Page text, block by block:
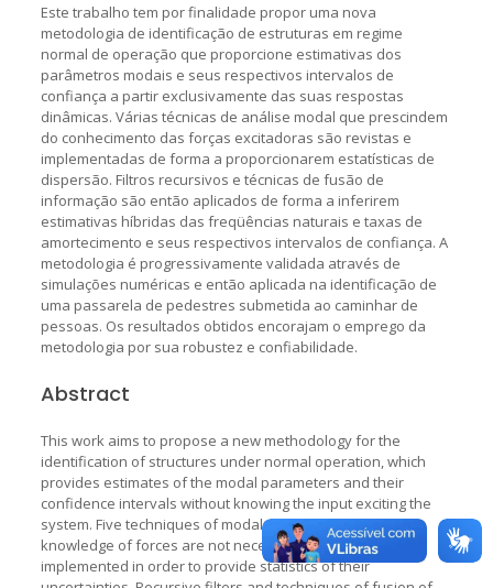
Este trabalho tem por finalidade propor uma nova
metodologia de identificação de estruturas em regime
normal de operação que proporcione estimativas dos
parâmetros modais e seus respectivos intervalos de
confiança a partir exclusivamente das suas respostas
dinâmicas. Várias técnicas de análise modal que prescindem
do conhecimento das forças excitadoras são revistas e
implementadas de forma a proporcionarem estatísticas de
dispersão. Filtros recursivos e técnicas de fusão de
informação são então aplicados de forma a inferirem
estimativas híbridas das freqüências naturais e taxas de
amortecimento e seus respectivos intervalos de confiança. A
metodologia é progressivamente validada através de
simulações numéricas e então aplicada na identificação de
uma passarela de pedestres submetida ao caminhar de
pessoas. Os resultados obtidos encorajam o emprego da
metodologia por sua robustez e confiabilidade.
Abstract
This work aims to propose a new methodology for the
identification of structures under normal operation, which
provides estimates of the modal parameters and their
confidence intervals without knowing the input exciting the
system. Five techniques of modal analysis for which the
knowledge of forces are not necessary are reviewed and
implemented in order to provide statistics of their